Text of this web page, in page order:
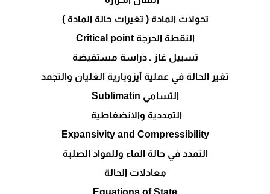
تحولات المادة ( تغيرات حالة المادة )
النقطة الحرجةCritical point
تسييل غاز ـ دراسة مستفيضة
تغير الحالة في عملية أيزوبارية الغليان والتجمد
التسامي Sublimatin
التمددية والانضغاطية
Expansivity and Compressibility
التمدد في حالة الماء وللمواد الصلبة
معادلات الحالة